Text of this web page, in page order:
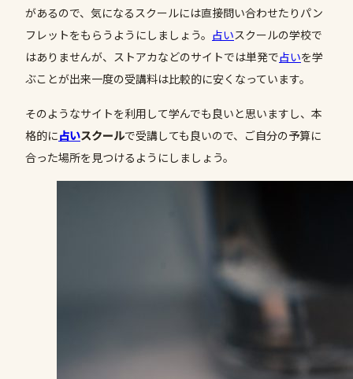
があるので、気になるスクールには直接問い合わせたりパン
フレットをもらうようにしましょう。 占いスクールの学校で
はありませんが、ストアカなどのサイトでは単発で占いを学
ぶことが出来一度の受講料は比較的に安くなっています。
そのようなサイトを利用して学んでも良いと思いますし、本
格的に占いスクールで受講しても良いので、ご自分の予算に
合った場所を見つけるようにしましょう。